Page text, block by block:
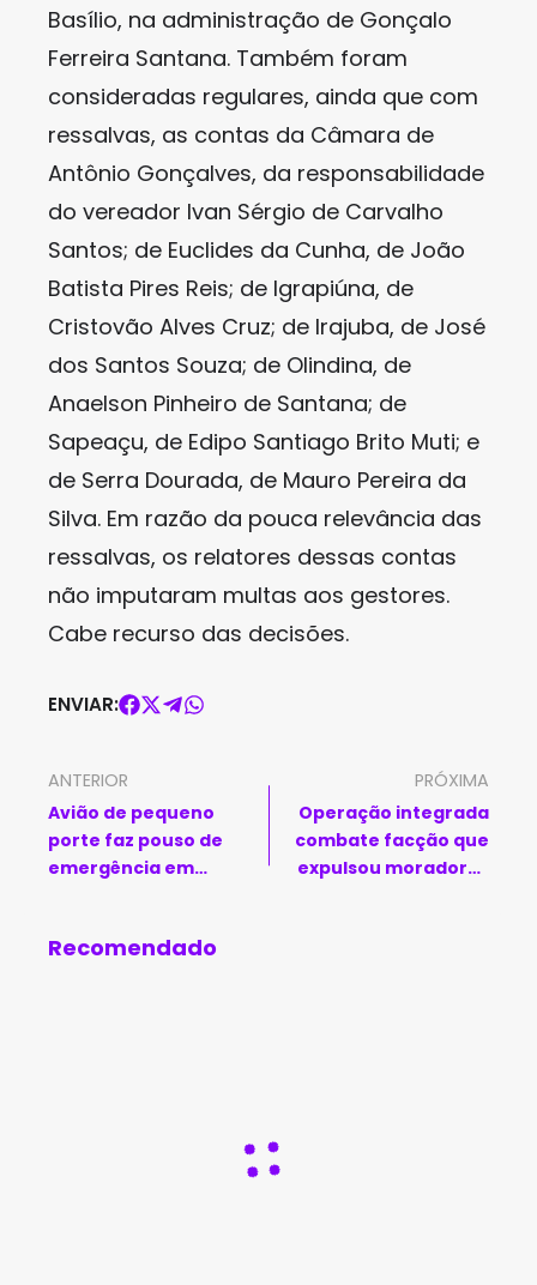
Basílio, na administração de Gonçalo
Ferreira Santana. Também foram
consideradas regulares, ainda que com
ressalvas, as contas da Câmara de
Antônio Gonçalves, da responsabilidade
do vereador Ivan Sérgio de Carvalho
Santos; de Euclides da Cunha, de João
Batista Pires Reis; de Igrapiúna, de
Cristovão Alves Cruz; de Irajuba, de José
dos Santos Souza; de Olindina, de
Anaelson Pinheiro de Santana; de
Sapeaçu, de Edipo Santiago Brito Muti; e
de Serra Dourada, de Mauro Pereira da
Silva. Em razão da pouca relevância das
ressalvas, os relatores dessas contas
não imputaram multas aos gestores.
Cabe recurso das decisões.
ENVIAR:
ANTERIOR
Avião de pequeno
porte faz pouso de
emergência em
PRÓXIMA
Operação integrada
combate facção que
expulsou moradores
Recomendado